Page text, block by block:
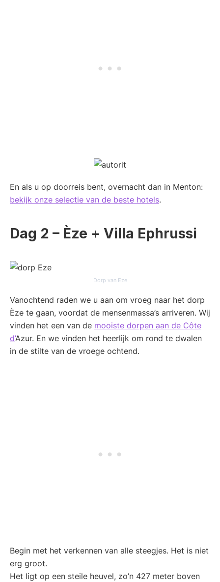
En als u op doorreis bent, overnacht dan in Menton:
bekijk onze selectie van de beste hotels.
Dag 2 – Èze + Villa Ephrussi
Dorp van Eze
Vanochtend raden we u aan om vroeg naar het dorp
Èze te gaan, voordat de mensenmassa’s arriveren. Wij
vinden het een van de mooiste dorpen aan de Côte
d’Azur. En we vinden het heerlijk om rond te dwalen
in de stilte van de vroege ochtend.
Begin met het verkennen van alle steegjes. Het is niet
erg groot.
Het ligt op een steile heuvel, zo’n 427 meter boven